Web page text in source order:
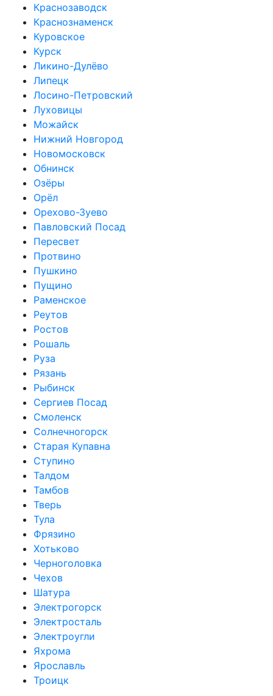
Краснозаводск
Краснознаменск
Куровское
Курск
Ликино-Дулёво
Липецк
Лосино-Петровский
Луховицы
Можайск
Нижний Новгород
Новомосковск
Обнинск
Озёры
Орёл
Орехово-Зуево
Павловский Посад
Пересвет
Протвино
Пушкино
Пущино
Раменское
Реутов
Ростов
Рошаль
Руза
Рязань
Рыбинск
Сергиев Посад
Смоленск
Солнечногорск
Старая Купавна
Ступино
Талдом
Тамбов
Тверь
Тула
Фрязино
Хотьково
Черноголовка
Чехов
Шатура
Электрогорск
Электросталь
Электроугли
Яхрома
Ярославль
Троицк